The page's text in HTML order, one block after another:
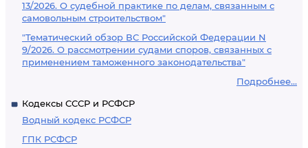
13/2026. О судебной практике по делам, связанным с
самовольным строительством"
"Тематический обзор ВС Российской Федерации N
9/2026. О рассмотрении судами споров, связанных с
применением таможенного законодательства"
Подробнее...
Кодексы СССР и РСФСР
Водный кодекс РСФСР
ГПК РСФСР